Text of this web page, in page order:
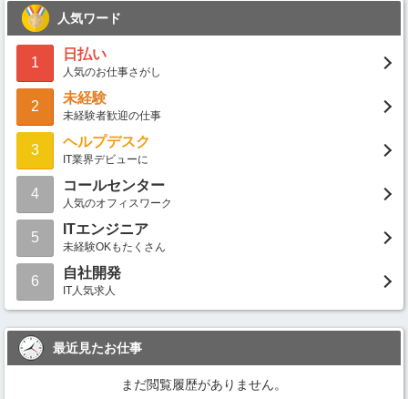
人気ワード
1
日払い
人気のお仕事さがし
2
未経験
未経験者歓迎の仕事
3
ヘルプデスク
IT業界デビューに
4
コールセンター
人気のオフィスワーク
5
ITエンジニア
未経験OKもたくさん
6
自社開発
IT人気求人
最近見たお仕事
まだ閲覧履歴がありません。